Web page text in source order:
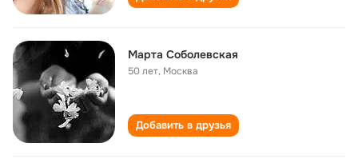
Марта Соболевская
50 лет, Москва
Добавить в друзья